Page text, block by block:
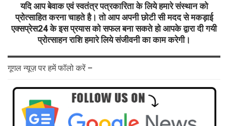
यदि आप बेवाक एवं स्वतंत्र पत्रकारिता के लिये हमारे संस्थान को
प्रोत्साहित करना चाहते है। तो आप अपनी छोटी सी मदद से मकड़ाई
एक्सप्रेस24 के इस प्रयास को सफल बना सकते हो आपके द्वारा दी गयी
प्रोत्साहन राशि हमारे लिये संजीवनी का काम करेगी।
गूगल न्यूज़ पर हमें फॉलो करें –